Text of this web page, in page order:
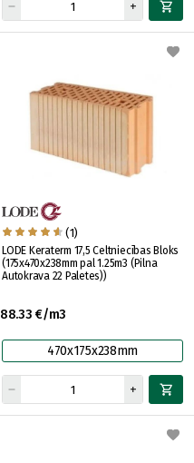
(1)
LODE Keraterm 17,5 Celtniecības Bloks
(175x470x238mm pal 1.25m3 (Pilna
Autokrava 22 Paletes))
88.33 €/m3
470x175x238mm